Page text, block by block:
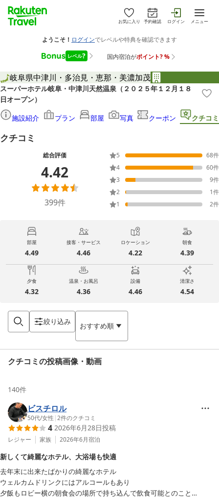
お気に入り 予約確認 ログイン メニュー
岐阜県中津川・多治見・恵那・美濃加茂
スーパーホテル岐阜・中津川天然温泉（２０２５年１２月１８
日オープン）
施設紹介
プラン 部屋 写真 クーポン クチコミ
クチコミ
総合評価
4.42
399件
5 68件
4
60件
3
9件
2
1件
1
2件
部屋
4.49
接客・サービス
4.46
ロケーション
4.22
朝食
4.39
夕食
4.32
温泉・お風呂
4.36
設備
4.46
清潔さ
4.54
絞り込み おすすめ順
クチコミの投稿画像・動画
140件
ビスチロル
50代/女性 |2件のクチコミ
4 2026年6月28日投稿
レジャー 家族 2026年6月宿泊
新しくて綺麗なホテル、大浴場も快適
去年末に出来たばかりの綺麗なホテル
ウェルカムドリンクにはアルコールもあり
夕飯もロビー横の朝食会の場所で持ち込んで飲食可能とのこと